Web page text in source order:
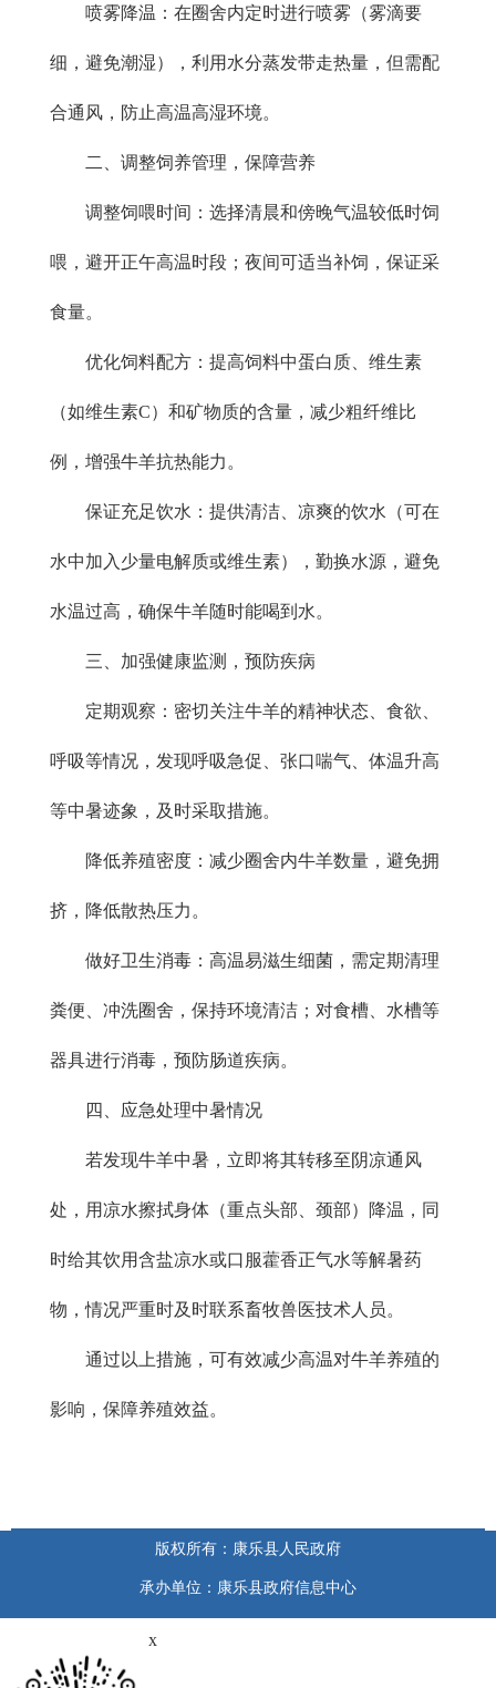
喷雾降温：在圈舍内定时进行喷雾（雾滴要
细，避免潮湿），利用水分蒸发带走热量，但需配
合通风，防止高温高湿环境。
二、调整饲养管理，保障营养
调整饲喂时间：选择清晨和傍晚气温较低时饲
喂，避开正午高温时段；夜间可适当补饲，保证采
食量。
优化饲料配方：提高饲料中蛋白质、维生素
（如维生素C）和矿物质的含量，减少粗纤维比
例，增强牛羊抗热能力。
保证充足饮水：提供清洁、凉爽的饮水（可在
水中加入少量电解质或维生素），勤换水源，避免
水温过高，确保牛羊随时能喝到水。
三、加强健康监测，预防疾病
定期观察：密切关注牛羊的精神状态、食欲、
呼吸等情况，发现呼吸急促、张口喘气、体温升高
等中暑迹象，及时采取措施。
降低养殖密度：减少圈舍内牛羊数量，避免拥
挤，降低散热压力。
做好卫生消毒：高温易滋生细菌，需定期清理
粪便、冲洗圈舍，保持环境清洁；对食槽、水槽等
器具进行消毒，预防肠道疾病。
四、应急处理中暑情况
若发现牛羊中暑，立即将其转移至阴凉通风
处，用凉水擦拭身体（重点头部、颈部）降温，同
时给其饮用含盐凉水或口服藿香正气水等解暑药
物，情况严重时及时联系畜牧兽医技术人员。
通过以上措施，可有效减少高温对牛羊养殖的
影响，保障养殖效益。
版权所有：康乐县人民政府
承办单位：康乐县政府信息中心
x